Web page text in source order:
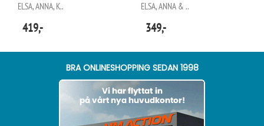
ELSA, ANNA, K..
419,-
ELSA, ANNA & ..
349,-
BRA ONLINESHOPPING SEDAN 1998